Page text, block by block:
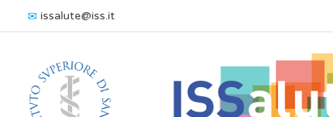
issalute@iss.it